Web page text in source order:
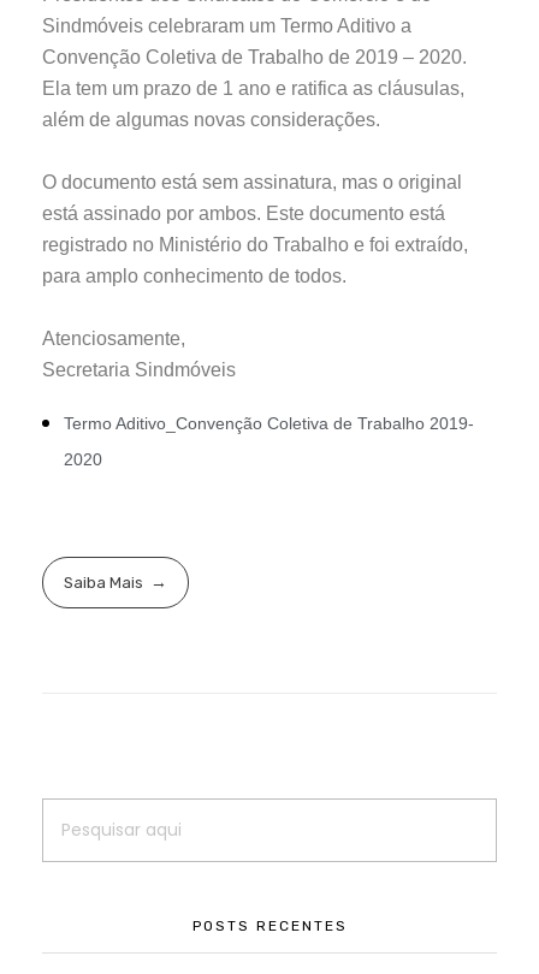
Sindmóveis celebraram um Termo Aditivo a
Convenção Coletiva de Trabalho de 2019 – 2020.
Ela tem um prazo de 1 ano e ratifica as cláusulas,
além de algumas novas considerações.
O documento está sem assinatura, mas o original
está assinado por ambos. Este documento está
registrado no Ministério do Trabalho e foi extraído,
para amplo conhecimento de todos.
Atenciosamente,
Secretaria Sindmóveis
Termo Aditivo_Convenção Coletiva de Trabalho 2019-
2020
Saiba Mais
POSTS RECENTES